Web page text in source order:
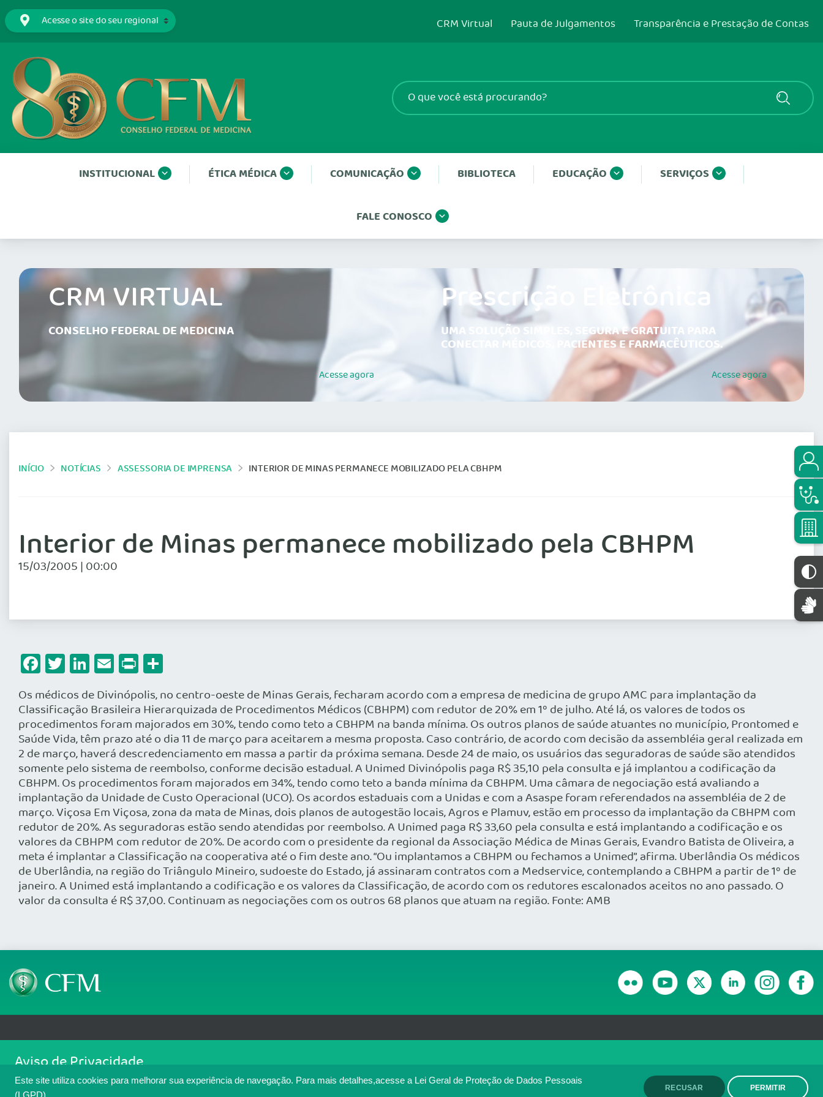
Este site utiliza cookies para melhorar sua experiência de navegação. Para mais detalhes,acesse a Lei Geral de Proteção de Dados Pessoais
RECUSAR PERMITIR
CRM Virtual Pauta de Julgamentos Transparência e Prestação de Contas
INSTITUCIONAL ÉTICA MÉDICA COMUNICAÇÃO BIBLIOTECA EDUCAÇÃO SERVIÇOS
FALE CONOSCO
CRM VIRTUAL
CONSELHO FEDERAL DE MEDICINA
Acesseagora
Prescrição Eletrônica
UMA SOLUÇÃO SIMPLES, SEGURA E GRATUITA PARA
CONECTAR MÉDICOS, PACIENTES E FARMACÊUTICOS.
Acesseagora
INÍCIO NOTÍCIAS ASSESSORIA DE IMPRENSA INTERIOR DE MINAS PERMANECE MOBILIZADO PELA CBHPM
Interior de Minas permanece mobilizado pela CBHPM
15/03/2005 | 00:00
Facebook
Twitter
LinkedIn
Email
Print
Os médicos de Divinópolis, no centro-oeste de Minas Gerais, fecharam acordo com a empresa de medicina de grupo AMC para implantação da
Classificação Brasileira Hierarquizada de Procedimentos Médicos (CBHPM) com redutor de 20% em 1º de julho. Até lá, os valores de todos os
procedimentos foram majorados em 30%, tendo como teto a CBHPM na banda mínima. Os outros planos de saúde atuantes no município, Prontomed e
Saúde Vida, têm prazo até o dia 11 de março para aceitarem a mesma proposta. Caso contrário, de acordo com decisão da assembléia geral realizada em
2 de março, haverá descredenciamento em massa a partir da próxima semana. Desde 24 de maio, os usuários das seguradoras de saúde são atendidos
somente pelo sistema de reembolso, conforme decisão estadual. A Unimed Divinópolis paga R$ 35,10 pela consulta e já implantou a codificação da
CBHPM. Os procedimentos foram majorados em 34%, tendo como teto a banda mínima da CBHPM. Uma câmara de negociação está avaliando a
implantação da Unidade de Custo Operacional (UCO). Os acordos estaduais com a Unidas e com a Asaspe foram referendados na assembléia de 2 de
março. Viçosa Em Viçosa, zona da mata de Minas, dois planos de autogestão locais, Agros e Plamuv, estão em processo da implantação da CBHPM com
redutor de 20%. As seguradoras estão sendo atendidas por reembolso. A Unimed paga R$ 33,60 pela consulta e está implantando a codificação e os
valores da CBHPM com redutor de 20%. De acordo com o presidente da regional da Associação Médica de Minas Gerais, Evandro Batista de Oliveira, a
meta é implantar a Classificação na cooperativa até o fim deste ano. “Ou implantamos a CBHPM ou fechamos a Unimed”, afirma. Uberlândia Os médicos
de Uberlândia, na região do Triângulo Mineiro, sudoeste do Estado, já assinaram contratos com a Medservice, contemplando a CBHPM a partir de 1º de
janeiro. A Unimed está implantando a codificação e os valores da Classificação, de acordo com os redutores escalonados aceitos no ano passado. O
valor da consulta é R$ 37,00. Continuam as negociações com os outros 68 planos que atuam na região. Fonte: AMB
SGAS 616, Conjunto D, Lote 115, L2 Sul, Brasília/DF - CEP: 70200-760 - CNPJ: 33.583.550/0001-30
Copyright 2026 CFM. Todos os direitos reservados.
Aviso de Privacidade
Nós usamos cookies para melhorar sua experiência de navegação no portal. Ao utilizar o Portal Médico, você concorda com a política de monitoramento de
cookies. Para ter mais informações sobre como isso é feito, acesse
. Se você concorda, clique em ACEITO. ACEITO